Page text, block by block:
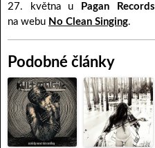
27. května u
Pagan Records
na webu No Clean Singing.
Podobné články